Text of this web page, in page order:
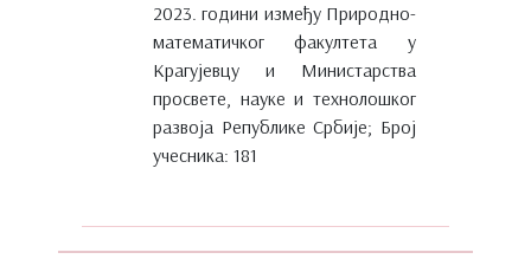
2023. години између Природно-
математичког факултета у
Крагујевцу и Министарства
просвете, науке и технолошког
развоја Републике Србије; Број
учесника: 181